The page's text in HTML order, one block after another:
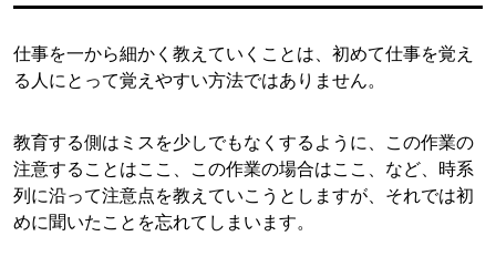
仕事を一から細かく教えていくことは、初めて仕事を覚え
る人にとって覚えやすい方法ではありません。
教育する側はミスを少しでもなくするように、この作業の
注意することはここ、この作業の場合はここ、など、時系
列に沿って注意点を教えていこうとしますが、それでは初
めに聞いたことを忘れてしまいます。